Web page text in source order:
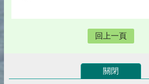
回上一頁
關閉